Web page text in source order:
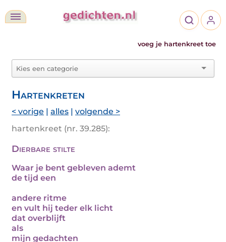
voeg je hartenkreet toe
Hartenkreten
< vorige | alles | volgende >
hartenkreet (nr. 39.285):
Dierbare stilte
Waar je bent gebleven ademt
de tijd een
andere ritme
en vult hij teder elk licht
dat overblijft
als
mijn gedachten